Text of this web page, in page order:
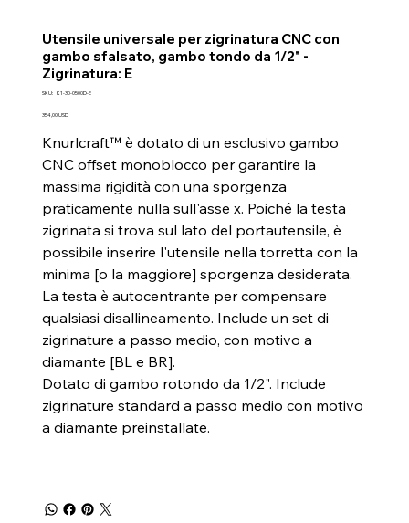
Utensile universale per zigrinatura CNC con
gambo sfalsato, gambo tondo da 1/2" -
Zigrinatura: E
SKU: SKU
30-
K1-30-0500D-E
Prezzo
354,00 USD
Knurlcraft™ è dotato di un esclusivo gambo
CNC offset monoblocco per garantire la
massima rigidità con una sporgenza
praticamente nulla sull'asse x. Poiché la testa
zigrinata si trova sul lato del portautensile, è
possibile inserire l'utensile nella torretta con la
minima [o la maggiore] sporgenza desiderata.
La testa è autocentrante per compensare
qualsiasi disallineamento. Include un set di
zigrinature a passo medio, con motivo a
diamante [BL e BR].
Dotato di gambo rotondo da 1/2". Include
zigrinature standard a passo medio con motivo
a diamante preinstallate.